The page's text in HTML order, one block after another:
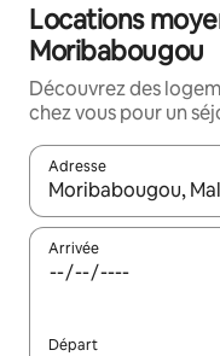
Locations
Moribabougou
Découvrez des
chez vous pour un
Adresse
Lorsque les résultats
Arrivée
Départ